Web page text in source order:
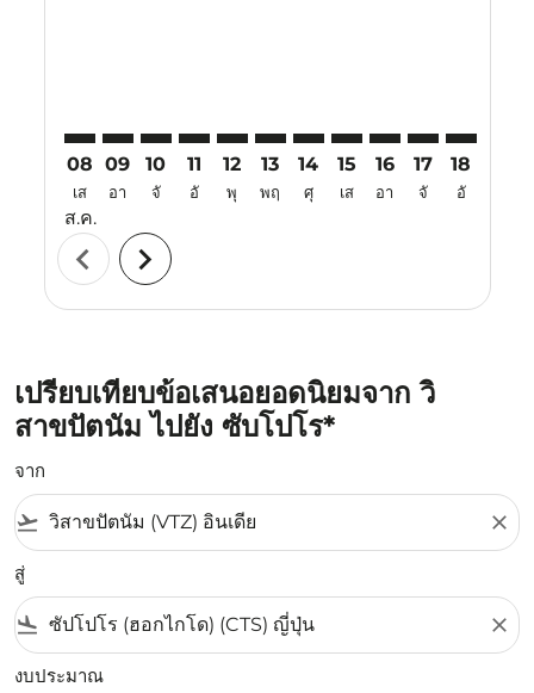
08
เส
ส.ค.
09
อา
10
จั
11
อั
12
พุ
13
พฤ
14
ศุ
15
เส
16
อา
17
จั
18
อั
chevron_left chevron_right
เปรียบเทียบข้อเสนอยอดนิยมจาก วิ
สาขปัตนัม ไปยัง ซับโปโร*
จาก
flight_takeoff close
สู่
flight_land close
งบประมาณ